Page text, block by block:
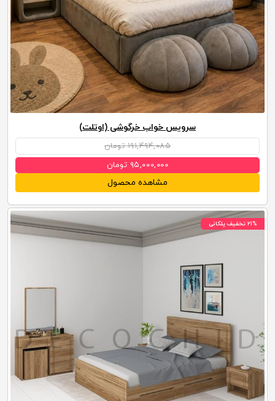
سرویس خواب خرگوشی (اوتلت)
۱۹۱,۴۹۴,۰۸۵ تومان
۹۵,۰۰۰,۰۰۰ تومان
مشاهده محصول
۲۱% تخفیف پلکانی